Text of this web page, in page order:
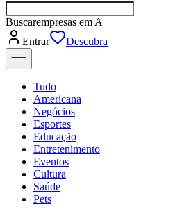
Buscarempresas em Americana
Entrar
Tudo
Americana
Negócios
Esportes
Educação
Entretenimento
Eventos
Cultura
Saúde
Pets